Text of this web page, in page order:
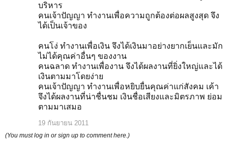
บริหาร
คนเจ้าปัญญา ทำงานเพื่อความถูกต้องต่อผลสูงสุด จึง
ได้เป็นเจ้าของ
คนโง่ ทำงานเพื่อเงิน จึงได้เงินมาอย่างยากเย็นและมัก
ไม่ได้คุณค่าอื่นๆ ของงาน
คนฉลาด ทำงานเพื่องาน จึงได้ผลงานที่ยิ่งใหญ่และได้
เงินตามมาโดยง่าย
คนเจ้าปัญญา ทำงานเพื่อหยิบยื่นคุณค่าแก่สังคม เค้า
จึงได้ผลงานที่น่าชื่นชม เงินชื่อเสียงและมิตรภาพ ย่อม
ตามมาเสมอ
19 กันยายน 2011
(You must log in or sign up to comment here.)